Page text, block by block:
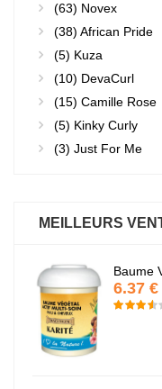
(63) Novex
(38) African Pride
(5) Kuza
(10) DevaCurl
(15) Camille Rose
(5) Kinky Curly
(3) Just For Me
MEILLEURS
Baume
6.37 €